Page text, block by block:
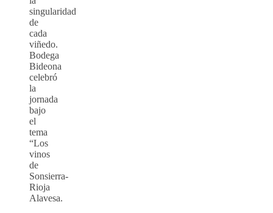
singularidad
de
cada
viñedo.
Bodega
Bideona
celebró
la
jornada
bajo
el
tema
“Los
vinos
de
Sonsierra-
Rioja
Alavesa.